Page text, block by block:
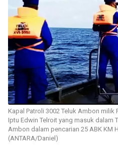
Kapal Patroli 3002 Teluk Ambon
Iptu Edwin Telroit yang masuk dalam
Ambon dalam pencarian 25 ABK KM
(ANTARA/Daniel)